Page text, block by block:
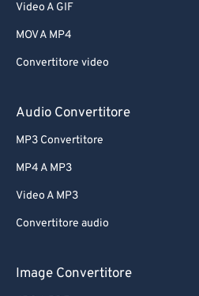
Video A GIF
MOV A MP4
Convertitore video
Audio Convertitore
MP3 Convertitore
MP4 A MP3
Video A MP3
Convertitore audio
Image Convertitore